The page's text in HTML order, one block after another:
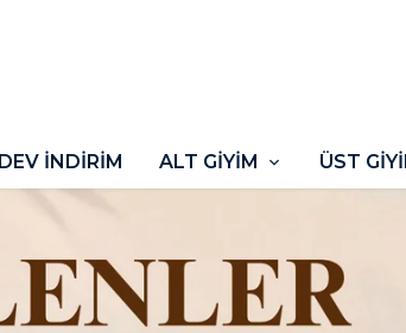
DEV İNDİRİM ALT GİYİM ÜST